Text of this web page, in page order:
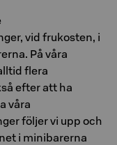
vid frukosten, i
På våra
flera
efter att ha
våra
följer vi upp och
i minibarerna